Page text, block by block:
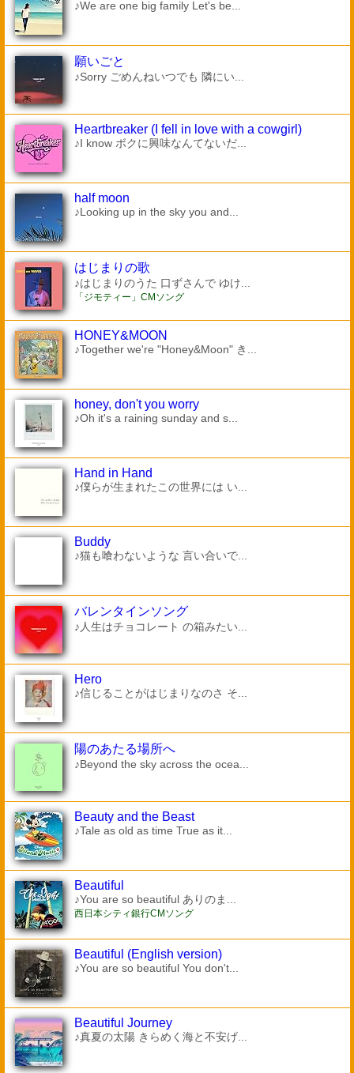
♪We are one big family Let's be...
願いごと
♪Sorry ごめんねいつでも 隣にい...
Heartbreaker (I fell in love with a cowgirl)
♪I know ボクに興味なんてないだ...
half moon
♪Looking up in the sky you and...
はじまりの歌
♪はじまりのうた 口ずさんで ゆけ...
「ジモティー」CMソング
HONEY&MOON
♪Together we're "Honey&Moon" き...
honey, don't you worry
♪Oh it's a raining sunday and s...
Hand in Hand
♪僕らが生まれたこの世界には い...
Buddy
♪猫も喰わないような 言い合いで...
バレンタインソング
♪人生はチョコレート の箱みたい...
Hero
♪信じることがはじまりなのさ そ...
陽のあたる場所へ
♪Beyond the sky across the ocea...
Beauty and the Beast
♪Tale as old as time True as it...
Beautiful
♪You are so beautiful ありのま...
西日本シティ銀行CMソング
Beautiful (English version)
♪You are so beautiful You don't...
Beautiful Journey
♪真夏の太陽 きらめく海と不安げ...